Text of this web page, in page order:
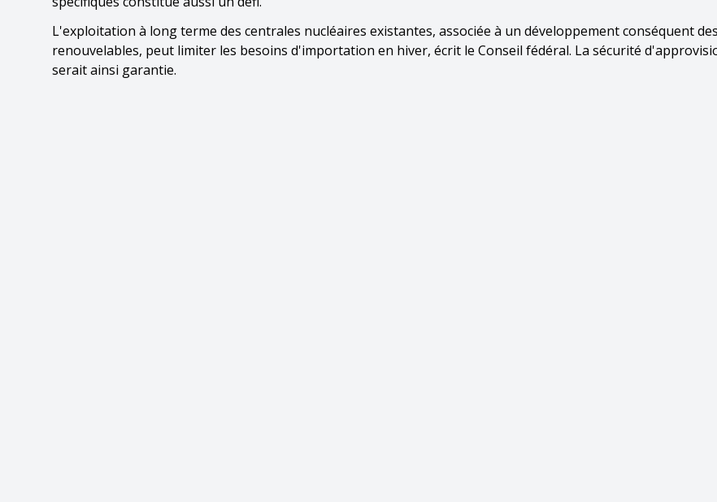
L'exploitation à long terme des centrales nucléaires existantes, associée à un développement conséquent
renouvelables, peut limiter les besoins d'importation en hiver, écrit le Conseil fédéral. La sécurité
serait ainsi garantie.